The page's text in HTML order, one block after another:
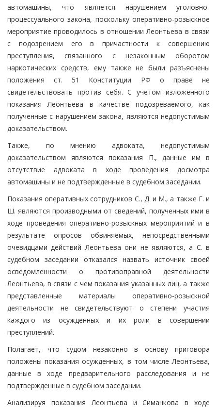
автомашины, что является нарушением уголовно-
процессуального закона, поскольку оперативно-розыскное
мероприятие проводилось в отношении Леонтьева в связи
с подозрением его в причастности к совершению
преступления, связанного с незаконным оборотом
наркотических средств, ему также не были разъяснены
положения ст. 51 Конституции РФ о праве не
свидетельствовать против себя. С учетом изложенного
показания Леонтьева в качестве подозреваемого, как
полученные с нарушением закона, являются недопустимым
доказательством.
Также, по мнению адвоката, недопустимым
доказательством являются показания П., данные им в
отсутствие адвоката в ходе проведения досмотра
автомашины и не подтвержденные в судебном заседании.
Показания оперативных сотрудников С., Д. и М., а также Г. и
Ш. являются производными от сведений, полученных ими в
ходе проведения оперативно-розыскных мероприятий и в
результате опросов обвиняемых, непосредственными
очевидцами действий Леонтьева они не являются, а С. в
судебном заседании отказался назвать источник своей
осведомленности о противоправной деятельности
Леонтьева, в связи с чем показания указанных лиц, а также
представленные материалы оперативно-розыскной
деятельности не свидетельствуют о степени участия
каждого из осужденных и их роли в совершении
преступлений.
Полагает, что судом незаконно в основу приговора
положены показания осужденных, в том числе Леонтьева,
данные в ходе предварительного расследования и не
подтвержденные в судебном заседании.
Анализируя показания Леонтьева и Симанкова в ходе